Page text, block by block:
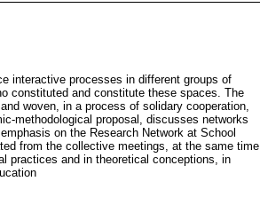
interactive processes in different groups of
constituted and constitute these spaces. The
woven, in a process of solidary cooperation,
methodological proposal, discusses networks
on the Research Network at School
from the collective meetings, at the same time
practices and in theoretical conceptions, in